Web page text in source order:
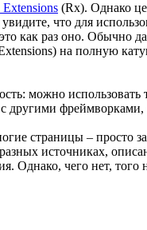
Extensions (Rx). Однако
что для
как раз оно. Обычно
на полную
можно
страницы – просто
источниках,
Однако, чего нет, того